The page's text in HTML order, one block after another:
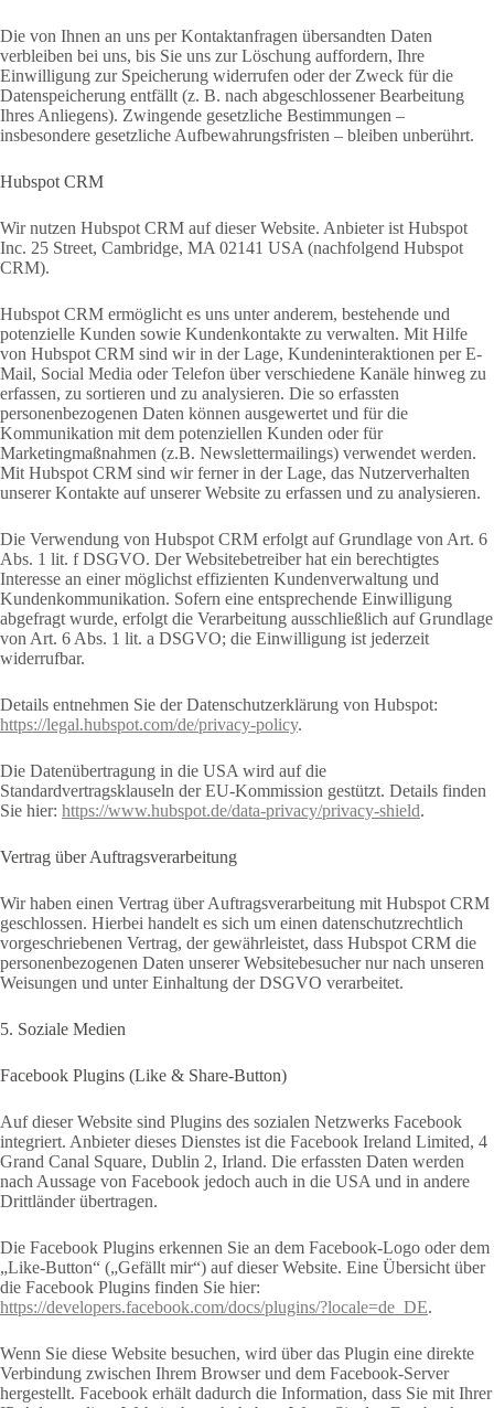
Die von Ihnen an uns per Kontaktanfragen übersandten Daten
verbleiben bei uns, bis Sie uns zur Löschung auffordern, Ihre
Einwilligung zur Speicherung widerrufen oder der Zweck für die
Datenspeicherung entfällt (z. B. nach abgeschlossener Bearbeitung
Ihres Anliegens). Zwingende gesetzliche Bestimmungen –
insbesondere gesetzliche Aufbewahrungsfristen – bleiben unberührt.
Hubspot CRM
Wir nutzen Hubspot CRM auf dieser Website. Anbieter ist Hubspot
Inc. 25 Street, Cambridge, MA 02141 USA (nachfolgend Hubspot
CRM).
Hubspot CRM ermöglicht es uns unter anderem, bestehende und
potenzielle Kunden sowie Kundenkontakte zu verwalten. Mit Hilfe
von Hubspot CRM sind wir in der Lage, Kundeninteraktionen per E-
Mail, Social Media oder Telefon über verschiedene Kanäle hinweg zu
erfassen, zu sortieren und zu analysieren. Die so erfassten
personenbezogenen Daten können ausgewertet und für die
Kommunikation mit dem potenziellen Kunden oder für
Marketingmaßnahmen (z.B. Newslettermailings) verwendet werden.
Mit Hubspot CRM sind wir ferner in der Lage, das Nutzerverhalten
unserer Kontakte auf unserer Website zu erfassen und zu analysieren.
Die Verwendung von Hubspot CRM erfolgt auf Grundlage von Art. 6
Abs. 1 lit. f DSGVO. Der Websitebetreiber hat ein berechtigtes
Interesse an einer möglichst effizienten Kundenverwaltung und
Kundenkommunikation. Sofern eine entsprechende Einwilligung
abgefragt wurde, erfolgt die Verarbeitung ausschließlich auf Grundlage
von Art. 6 Abs. 1 lit. a DSGVO; die Einwilligung ist jederzeit
widerrufbar.
Details entnehmen Sie der Datenschutzerklärung von Hubspot:
https://legal.hubspot.com/de/privacy-policy.
Die Datenübertragung in die USA wird auf die
Standardvertragsklauseln der EU-Kommission gestützt. Details finden
Sie hier: https://www.hubspot.de/data-privacy/privacy-shield.
Vertrag über Auftragsverarbeitung
Wir haben einen Vertrag über Auftragsverarbeitung mit Hubspot CRM
geschlossen. Hierbei handelt es sich um einen datenschutzrechtlich
vorgeschriebenen Vertrag, der gewährleistet, dass Hubspot CRM die
personenbezogenen Daten unserer Websitebesucher nur nach unseren
Weisungen und unter Einhaltung der DSGVO verarbeitet.
5. Soziale Medien
Facebook Plugins (Like & Share-Button)
Auf dieser Website sind Plugins des sozialen Netzwerks Facebook
integriert. Anbieter dieses Dienstes ist die Facebook Ireland Limited, 4
Grand Canal Square, Dublin 2, Irland. Die erfassten Daten werden
nach Aussage von Facebook jedoch auch in die USA und in andere
Drittländer übertragen.
Die Facebook Plugins erkennen Sie an dem Facebook-Logo oder dem
„Like-Button“ („Gefällt mir“) auf dieser Website. Eine Übersicht über
die Facebook Plugins finden Sie hier:
https://developers.facebook.com/docs/plugins/?locale=de_DE.
Wenn Sie diese Website besuchen, wird über das Plugin eine direkte
Verbindung zwischen Ihrem Browser und dem Facebook-Server
hergestellt. Facebook erhält dadurch die Information, dass Sie mit Ihrer